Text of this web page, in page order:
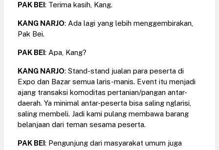
PAK BEI: Terima kasih, Kang.
KANG NARJO: Ada lagi yang lebih menggembirakan,
Pak Bei.
PAK BEI: Apa, Kang?
KANG NARJO: Stand-stand jualan para peserta di
Expo dan Bazar semua laris-manis. Event itu menjadi
ajang transaksi komoditas pertanian/pangan antar-
daerah. Ya minimal antar-peserta bisa saling nglarisi,
saling membeli. Jadi kami pulang membawa barang
belanjaan dari teman sesama peserta.
PAK BEI: Pengunjung dari masyarakat umum juga